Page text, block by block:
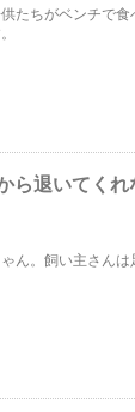
たちがベンチで
ら退いてく
ん。飼い主さんは